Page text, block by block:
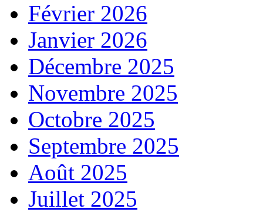
Février 2026
Janvier 2026
Décembre 2025
Novembre 2025
Octobre 2025
Septembre 2025
Août 2025
Juillet 2025